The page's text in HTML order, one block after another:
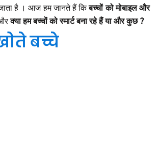
है । आज हम जानते हैं किबच्चों को मोबाइल और
क्या हम बच्चों को स्मार्ट बना रहे हैं या और कुछ ?
बच्चे